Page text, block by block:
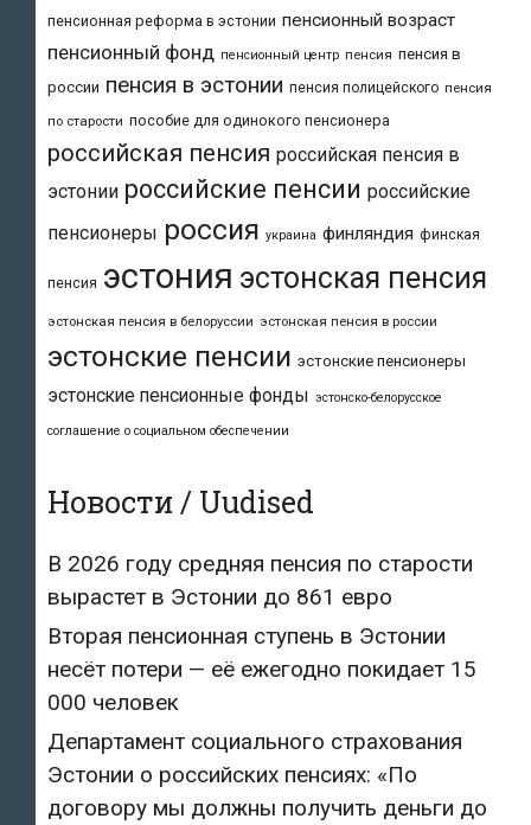
пенсионная реформа в эстонии пенсионный возраст
пенсионный фонд пенсионный центр пенсия пенсия в
россии пенсия в эстонии пенсия полицейского пенсия
по старости пособие для одинокого пенсионера
российская пенсия российская пенсия в
эстонии российские пенсии российские
пенсионеры россия украина финляндия финская
пенсия эстония эстонская пенсия
эстонская пенсия в белоруссии эстонская пенсия в россии
эстонские пенсии эстонские пенсионеры
эстонские пенсионные фонды эстонско-белорусское
соглашение о социальном обеспечении
Новости / Uudised
В 2026 году средняя пенсия по старости
вырастет в Эстонии до 861 евро
Вторая пенсионная ступень в Эстонии
несёт потери — её ежегодно покидает 15
000 человек
Департамент социального страхования
Эстонии о российских пенсиях: «По
договору мы должны получить деньги до